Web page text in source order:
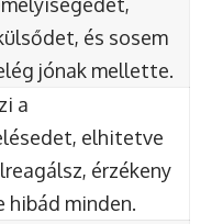
és sosem
jónak mellette.
a
elhitetve
érzékeny
hibád minden.